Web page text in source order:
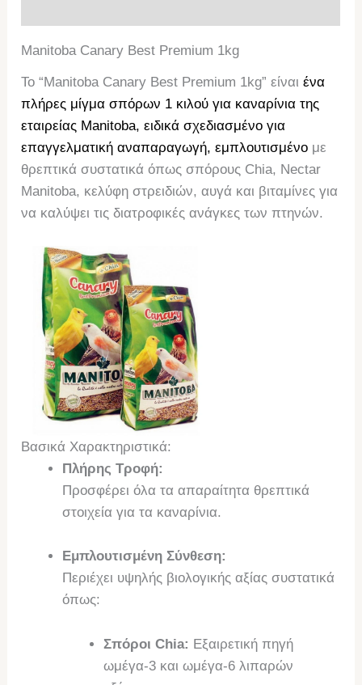
Manitoba Canary Best Premium 1kg
Το “Manitoba Canary Best Premium 1kg” είναιένα
πλήρες μίγμα σπόρων 1 κιλού για καναρίνια της
εταιρείας Manitoba, ειδικά σχεδιασμένο για
επαγγελματική αναπαραγωγή, εμπλουτισμένο με
θρεπτικά συστατικά όπως σπόρους Chia, Nectar
Manitoba, κελύφη στρειδιών, αυγά και βιταμίνες για
να καλύψει τις διατροφικές ανάγκες των πτηνών.
Βασικά Χαρακτηριστικά:
Πλήρης Τροφή:
Προσφέρει όλα τα απαραίτητα θρεπτικά
στοιχεία για τα καναρίνια.
Εμπλουτισμένη Σύνθεση:
Περιέχει υψηλής βιολογικής αξίας συστατικά
όπως:
Σπόροι Chia: Εξαιρετική πηγή
ωμέγα-3 και ωμέγα-6 λιπαρών